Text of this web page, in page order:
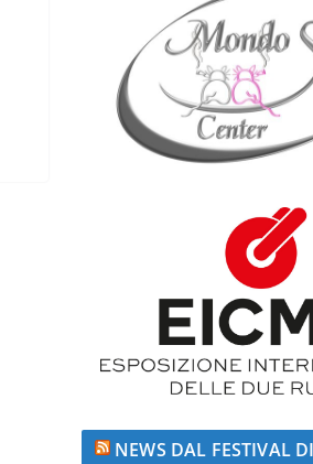
NEWS DAL FESTIVAL